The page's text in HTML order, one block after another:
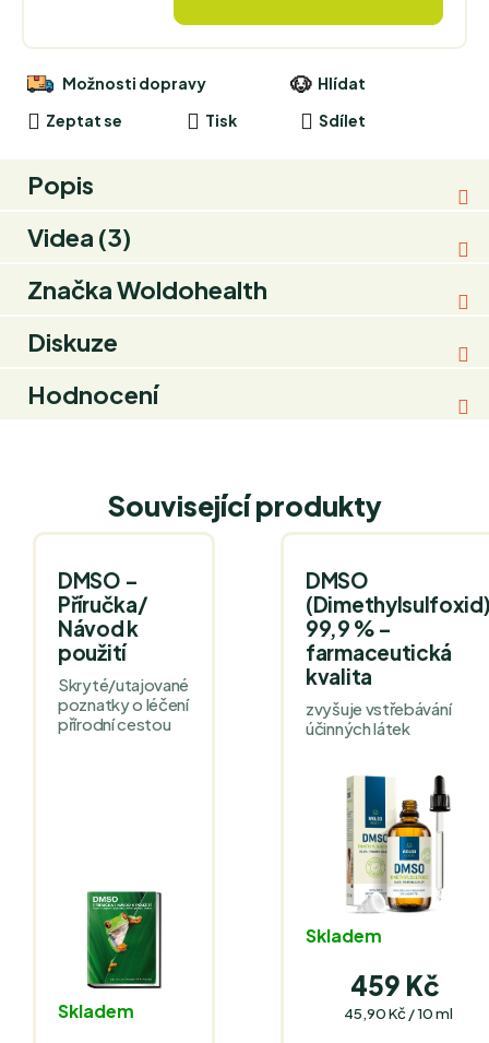
Tisk
Zeptat se
Hlídat
Sdílet
Možnosti dopravy
Popis
Videa (3)
ZnačkaWoldohealth
Diskuze
Hodnocení
Související produkty
DMSO –
Příručka/
Návod k
použití
Skryté/utajované
poznatky o léčení
přírodní cestou
Skladem
DMSO
99,9 % –
farmaceutická
kvalita
zvyšuje vstřebávání
účinných látek
Skladem
459 Kč
Měrná
45,90 Kč / 10 ml